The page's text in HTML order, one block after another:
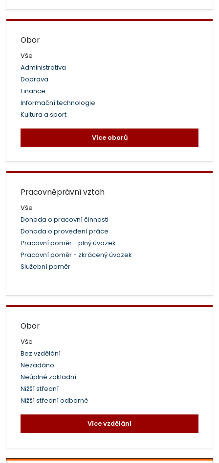
Obor
Vše
Administrativa
Doprava
Finance
Informační technologie
Kultura a sport
Více oborů
Pracovněprávní vztah
Vše
Dohoda o pracovní činnosti
Dohoda o provedení práce
Pracovní poměr - plný úvazek
Pracovní poměr - zkrácený úvazek
Služební poměr
Obor
Vše
Bez vzdělání
Nezadáno
Neúplné základní
Nižší střední
Nižší střední odborné
Více vzdělání